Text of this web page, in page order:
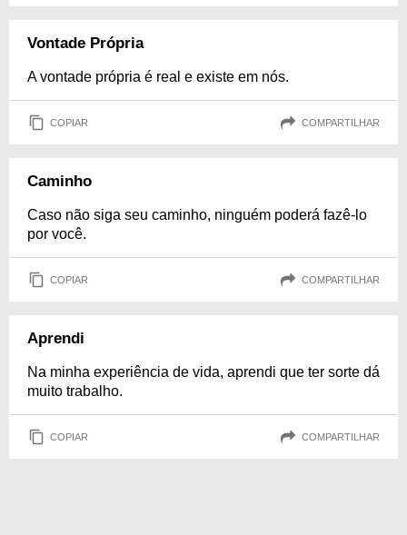
Vontade Própria
A vontade própria é real e existe em nós.
COPIAR COMPARTILHAR
Caminho
Caso não siga seu caminho, ninguém poderá fazê-lo
por você.
COPIAR COMPARTILHAR
Aprendi
Na minha experiência de vida, aprendi que ter sorte dá
muito trabalho.
COPIAR COMPARTILHAR